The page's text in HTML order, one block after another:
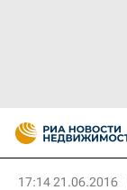
17:14 21.06.2016